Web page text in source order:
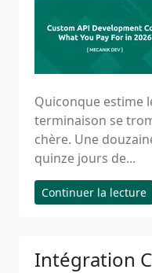
Quiconque estime
terminaison se
chère. Une
quinze jours de...
Continuer la lecture
Intégration